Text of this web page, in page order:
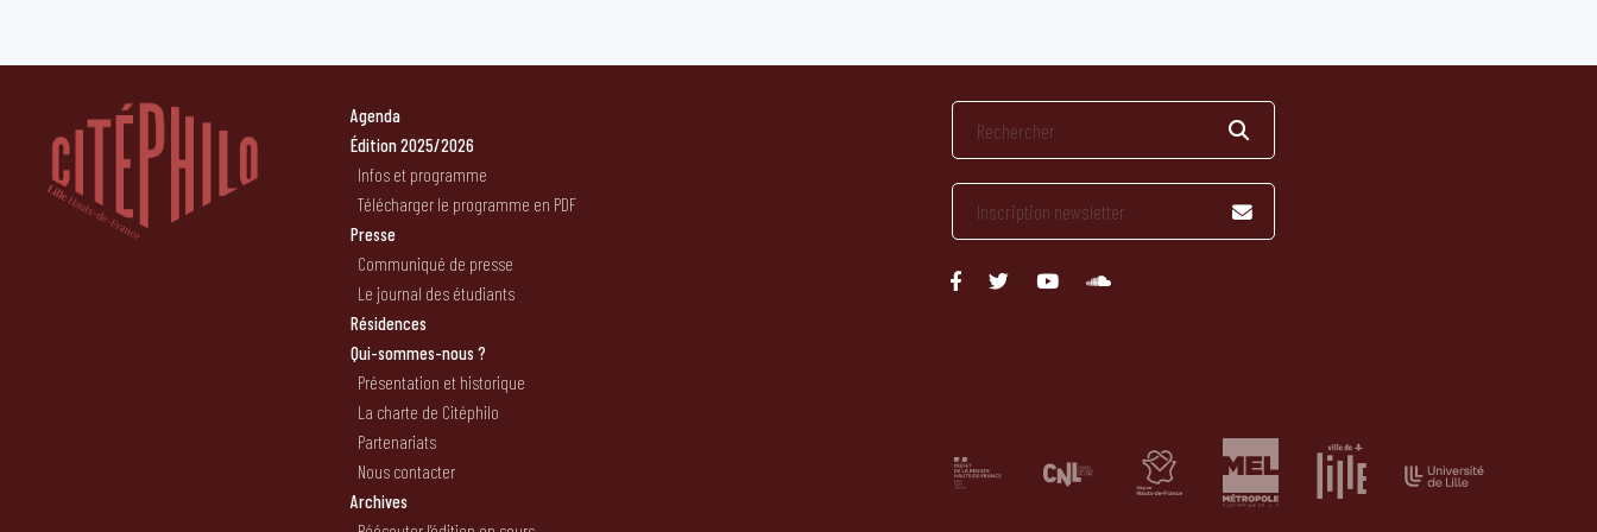
Agenda
Édition 2025/2026
Infos et programme
Télécharger le programme en PDF
Presse
Communiqué de presse
Le journal des étudiants
Résidences
Qui-sommes-nous ?
Présentation et historique
La charte de Citéphilo
Partenariats
Nous contacter
Archives